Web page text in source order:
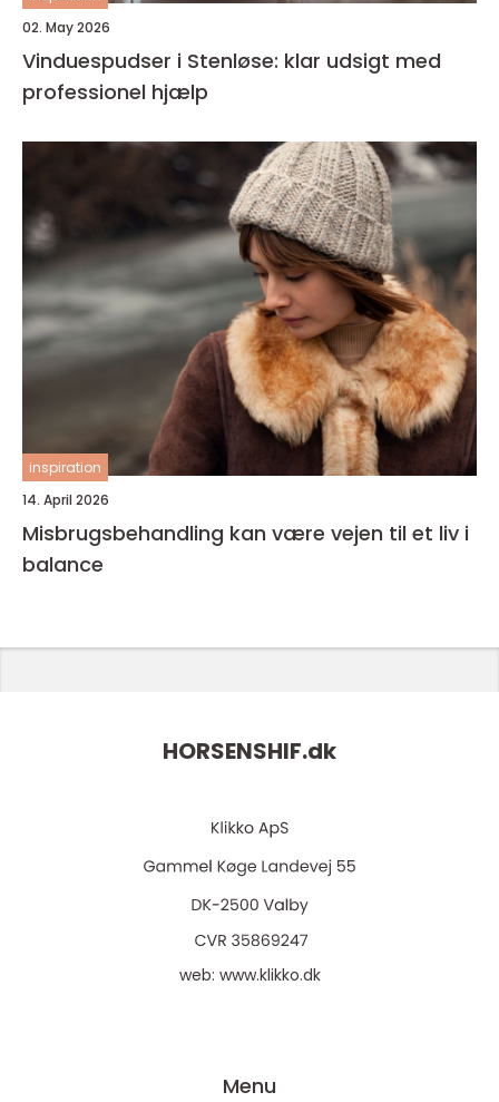
02. May 2026
Vinduespudser i Stenløse: klar udsigt med
professionel hjælp
inspiration
14. April 2026
Misbrugsbehandling kan være vejen til et liv i
balance
HORSENSHIF.dk
web: www.klikko.dk
Menu